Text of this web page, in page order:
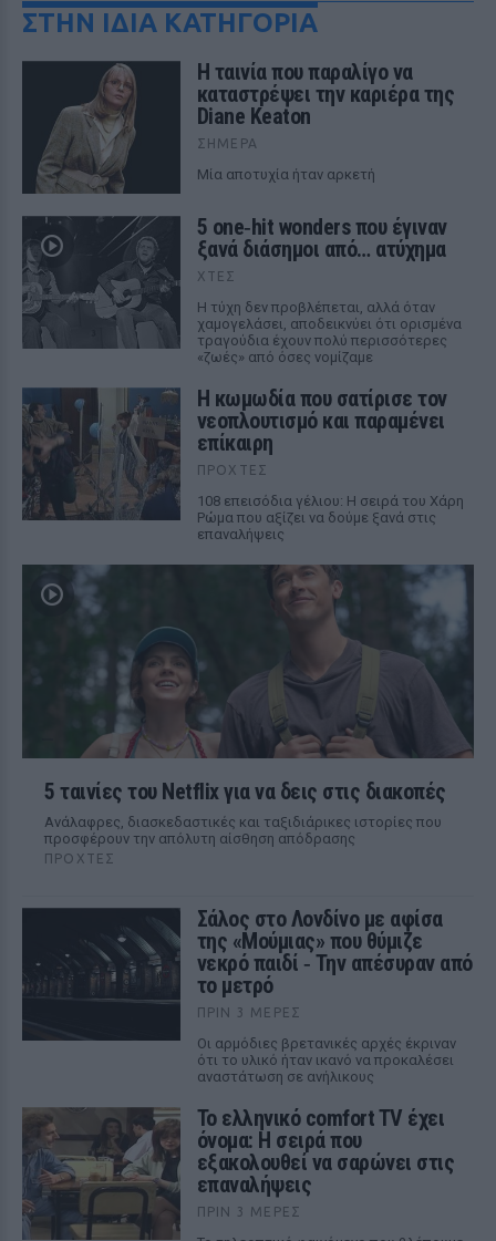
ΣΤΗΝ ΙΔΙΑ ΚΑΤΗΓΟΡΙΑ
Η ταινία που παραλίγο να
καταστρέψει την καριέρα της
Diane Keaton
ΣΉΜΕΡΑ
Μία αποτυχία ήταν αρκετή
5 one‑hit wonders που έγιναν
ξανά διάσημοι από… ατύχημα
ΧΤΕΣ
Η τύχη δεν προβλέπεται, αλλά όταν
χαμογελάσει, αποδεικνύει ότι ορισμένα
τραγούδια έχουν πολύ περισσότερες
«ζωές» από όσες νομίζαμε
Η κωμωδία που σατίρισε τον
νεοπλουτισμό και παραμένει
επίκαιρη
ΠΡΟΧΤΈΣ
108 επεισόδια γέλιου: Η σειρά του Χάρη
Ρώμα που αξίζει να δούμε ξανά στις
επαναλήψεις
5 ταινίες του Netflix για να δεις στις διακοπές
Aνάλαφρες, διασκεδαστικές και ταξιδιάρικες ιστορίες που
προσφέρουν την απόλυτη αίσθηση απόδρασης
ΠΡΟΧΤΈΣ
Σάλος στο Λονδίνο με αφίσα
της «Μούμιας» που θύμιζε
νεκρό παιδί ‑ Την απέσυραν από
το μετρό
ΠΡΙΝ 3 ΜΈΡΕΣ
Οι αρμόδιες βρετανικές αρχές έκριναν
ότι το υλικό ήταν ικανό να προκαλέσει
αναστάτωση σε ανήλικους
Το ελληνικό comfort TV έχει
όνομα: Η σειρά που
εξακολουθεί να σαρώνει στις
επαναλήψεις
ΠΡΙΝ 3 ΜΈΡΕΣ